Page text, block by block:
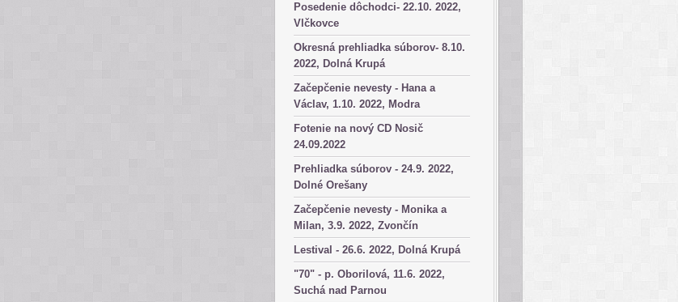
Posedenie dôchodci- 22.10. 2022,
Vlčkovce
Okresná prehliadka súborov- 8.10.
2022, Dolná Krupá
Začepčenie nevesty - Hana a
Václav, 1.10. 2022, Modra
Fotenie na nový CD Nosič
24.09.2022
Prehliadka súborov - 24.9. 2022,
Dolné Orešany
Začepčenie nevesty - Monika a
Milan, 3.9. 2022, Zvončín
Lestival - 26.6. 2022, Dolná Krupá
"70" - p. Oborilová, 11.6. 2022,
Suchá nad Parnou